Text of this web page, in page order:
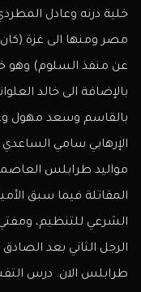
خلية درنه وعادل
عن منفذ السلوم) وهو
بالإضافة الى خالد
بالقاسم وسعد مهول
الإرهابي سامي الساعدي
مواليد طرابلس
المقاتلة فيما سبق
الشرعي للتنظيم، ومفتي
الرجل الثاني بعد
طرابلس الان. درس